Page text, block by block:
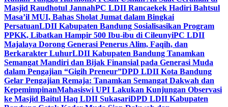
Masjid Raudhotul JannahPC LDII Rancaekek Hadiri Bahtsul
Masa’il MUI, Bahas Sholat Jumat dalam Bingkai
PersatuanLDII Kabupaten Bandung Sosialisasikan Program
PPKK, Libatkan Hampir 500 Ibu-ibu di CileunyiPC LDII
Majalaya Dorong Generasi Penerus Alim, Faqih, dan
Berkarakter LuhurLDII Kabupaten Bandung Tanamkan
Semangat Mandiri dan Bijak Finansial pada Generasi Muda
dalam Pengajian “Gigih Preneur”DPD LDII Kota Bandung
Gelar Pengajian Remaja: Tanamkan Semangat Dakwah dan
KepemimpinanMahasiswi UPI Lakukan Kunjungan Observasi
ke Masjid Baitul Haq LDII SukasariDPD LDII Kabupaten